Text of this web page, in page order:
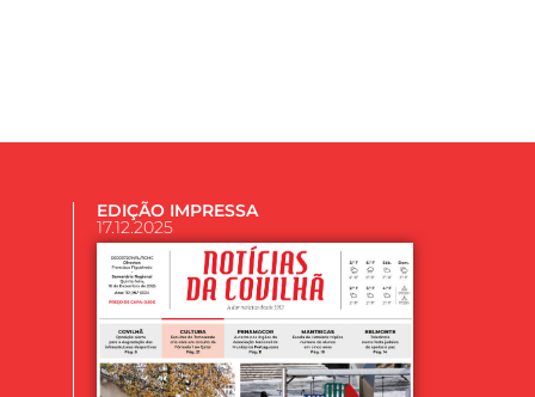
EDIÇÃO IMPRESSA
17.12.2025